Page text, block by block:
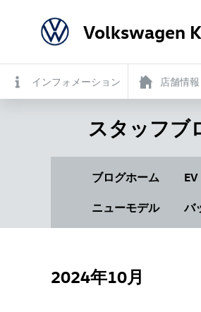
Volkswagen
インフォメーション 店舗情報
スタッフブ
ブログホーム EV
ニューモデル バ
2024年10月